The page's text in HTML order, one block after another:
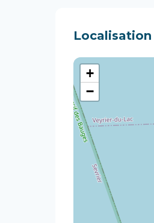
Localisation
+
−